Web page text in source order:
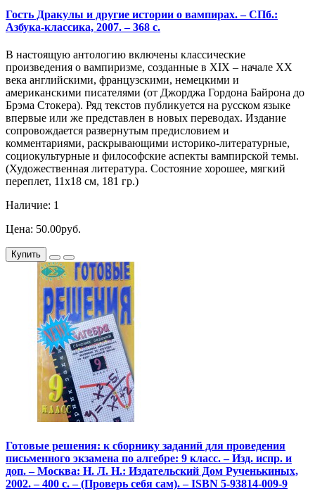
Гость Дракулы и другие истории о вампирах. – СПб.:
Азбука-классика, 2007. – 368 с.
В настоящую антологию включены классические
произведения о вампиризме, созданные в XIX – начале ХХ
века английскими, французскими, немецкими и
американскими писателями (от Джорджа Гордона Байрона до
Брэма Стокера). Ряд текстов публикуется на русском языке
впервые или же представлен в новых переводах. Издание
сопровождается развернутым предисловием и
комментариями, раскрывающими историко-литературные,
социокультурные и философские аспекты вампирской темы.
(Художественная литература. Состояние хорошее, мягкий
переплет, 11х18 см, 181 гр.)
Наличие: 1
Цена: 50.00руб.
Купить
Готовые решения: к сборнику заданий для проведения
письменного экзамена по алгебре: 9 класс. – Изд. испр. и
доп. – Москва: Н. Л. Н.: Издательский Дом Рученькиных,
2002. – 400 с. – (Проверь себя сам). – ISBN 5-93814-009-9